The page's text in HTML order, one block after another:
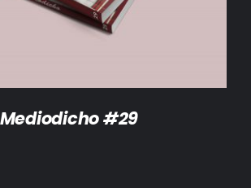
Mediodicho #29